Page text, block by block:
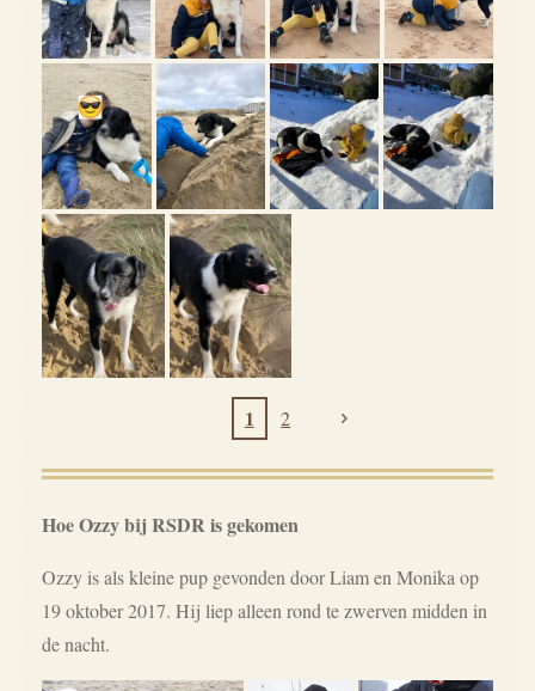
1 2
Hoe Ozzy bij RSDR is gekomen
Ozzy is als kleine pup gevonden door Liam en Monika op
19 oktober 2017. Hij liep alleen rond te zwerven midden in
de nacht.